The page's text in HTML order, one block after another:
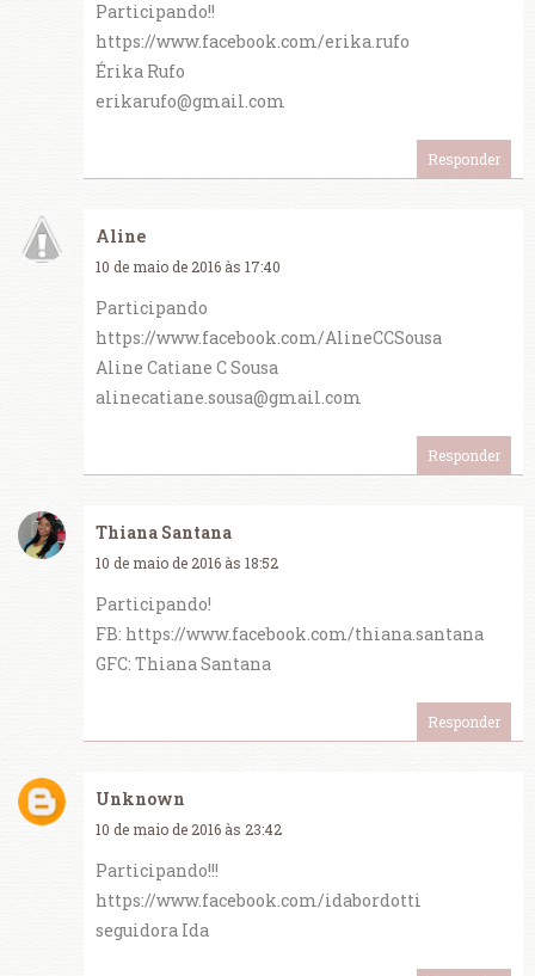
Participando!!
https://www.facebook.com/erika.rufo
Érika Rufo
erikarufo@gmail.com
Responder
Aline
10 de maio de 2016 às 17:40
Participando
https://www.facebook.com/AlineCCSousa
Aline Catiane C Sousa
alinecatiane.sousa@gmail.com
Responder
Thiana Santana
10 de maio de 2016 às 18:52
Participando!
FB: https://www.facebook.com/thiana.santana
GFC: Thiana Santana
Responder
Unknown
10 de maio de 2016 às 23:42
Participando!!!
https://www.facebook.com/idabordotti
seguidora Ida